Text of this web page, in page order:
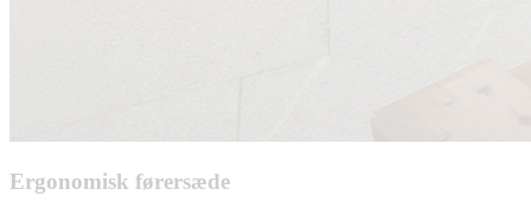
Ergonomisk førersæde